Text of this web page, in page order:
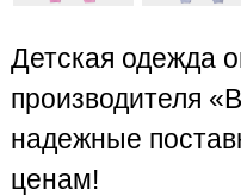
Детская одежда
производителя
надежные
ценам!